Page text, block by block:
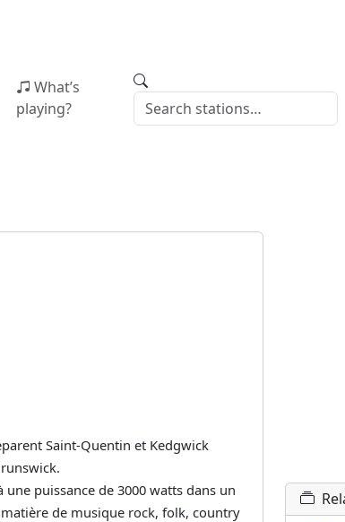
What’s
playing?
Saint-Quentin et Kedgwick
puissance de 3000 watts dans un
de musique rock, folk, country